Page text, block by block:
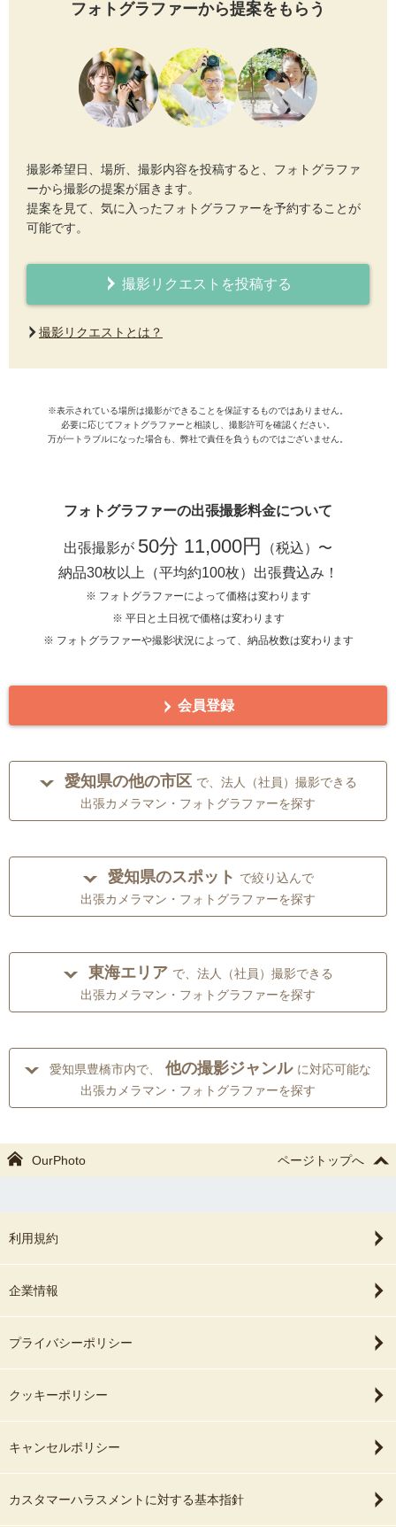
フォトグラファーから提案をもらう
撮影希望日、場所、撮影内容を投稿すると、フォトグラファ
ーから撮影の提案が届きます。
提案を見て、気に入ったフォトグラファーを予約することが
可能です。
撮影リクエストを投稿する
撮影リクエストとは？
※表示されている場所は撮影ができることを保証するものではありません。
必要に応じてフォトグラファーと相談し、撮影許可を確認ください。
万が一トラブルになった場合も、弊社で責任を負うものではございません。
フォトグラファーの出張撮影料金について
出張撮影が 50分 11,000円
（税込）〜
納品30枚以上（平均約100枚）出張費込み！
※ フォトグラファーによって価格は変わります
※ 平日と土日祝で価格は変わります
※ フォトグラファーや撮影状況によって、納品枚数は変わります
会員登録
愛知県の他の市区 で、法人（社員）撮影できる
出張カメラマン・フォトグラファーを探す
愛知県のスポット で絞り込んで
出張カメラマン・フォトグラファーを探す
東海エリア で、法人（社員）撮影できる
出張カメラマン・フォトグラファーを探す
愛知県豊橋市内で、 他の撮影ジャンル に対応可能な
出張カメラマン・フォトグラファーを探す
OurPhoto ページトップへ
利用規約
企業情報
プライバシーポリシー
クッキーポリシー
キャンセルポリシー
カスタマーハラスメントに対する基本指針